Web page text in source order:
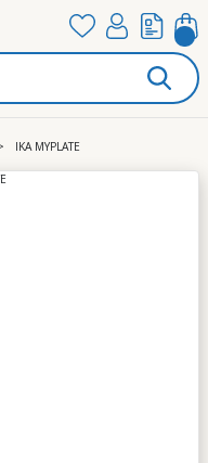
IKA MYPLATE